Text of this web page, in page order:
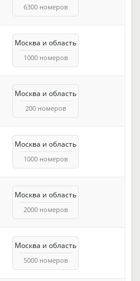
6300 номеров
Москва и область
1000 номеров
Москва и область
200 номеров
Москва и область
1000 номеров
Москва и область
2000 номеров
Москва и область
5000 номеров